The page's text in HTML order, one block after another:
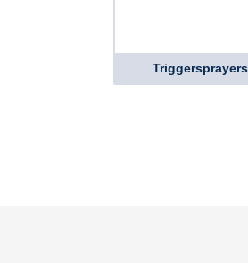
Triggersprayers